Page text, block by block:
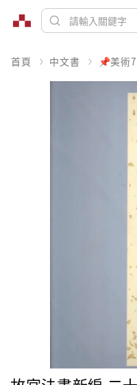
首頁 中文書 📌美術